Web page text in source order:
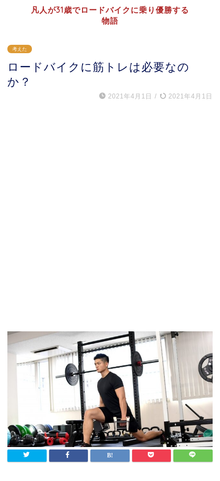
凡人が31歳でロードバイクに乗り優勝する
物語
考えた
ロードバイクに筋トレは必要なの
か？
2021年4月1日 / 2021年4月1日